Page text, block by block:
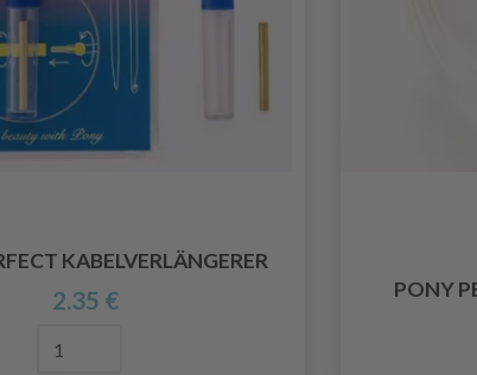
KABELVERLÄNGERER
2.35 € PONY